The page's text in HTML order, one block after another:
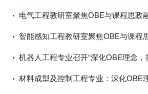
电气工程教研室聚焦OBE与课程思政